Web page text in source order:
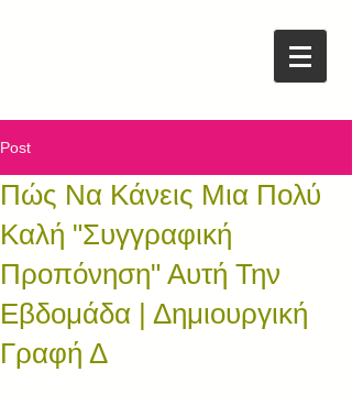
Post
Πώς Να Κάνεις Μια Πολύ
Καλή "Συγγραφική
Προπόνηση" Αυτή Την
Εβδομάδα | Δημιουργική
Γραφή Δ